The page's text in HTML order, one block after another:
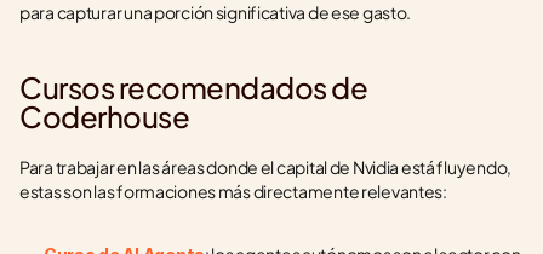
para capturar una porción significativa de ese gasto.
Cursos recomendados de
Coderhouse
Para trabajar en las áreas donde el capital de Nvidia está fluyendo,
estas son las formaciones más directamente relevantes: